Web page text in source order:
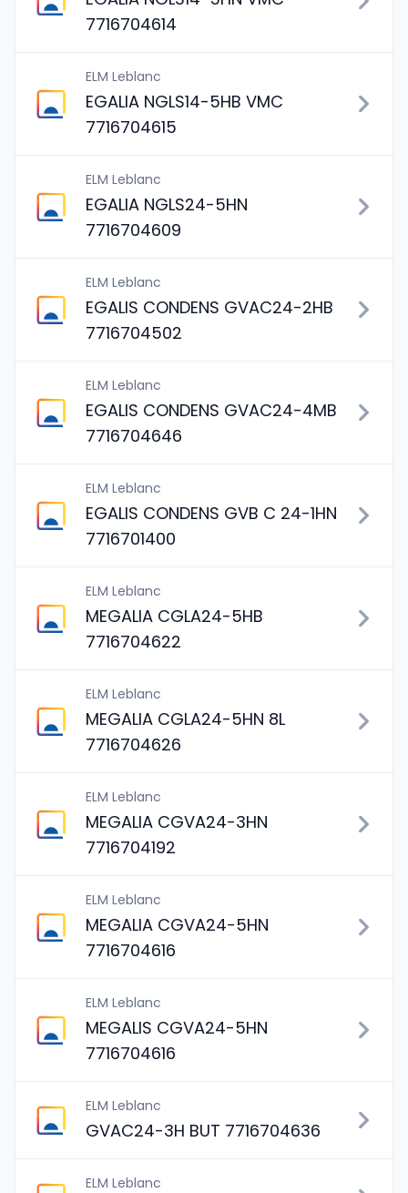
7716704614
ELM Leblanc
EGALIA NGLS14-5HB VMC
7716704615
ELM Leblanc
EGALIA NGLS24-5HN
7716704609
ELM Leblanc
EGALIS CONDENS GVAC24-2HB
7716704502
ELM Leblanc
EGALIS CONDENS GVAC24-4MB
7716704646
ELM Leblanc
EGALIS CONDENS GVB C 24-1HN
7716701400
ELM Leblanc
MEGALIA CGLA24-5HB
7716704622
ELM Leblanc
MEGALIA CGLA24-5HN 8L
7716704626
ELM Leblanc
MEGALIA CGVA24-3HN
7716704192
ELM Leblanc
MEGALIA CGVA24-5HN
7716704616
ELM Leblanc
MEGALIS CGVA24-5HN
7716704616
ELM Leblanc
GVAC24-3H BUT 7716704636
ELM Leblanc